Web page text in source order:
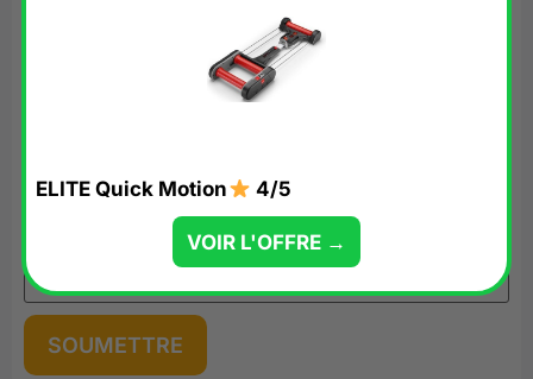
ELITE Quick Motion 4/5
VOIR L'OFFRE →